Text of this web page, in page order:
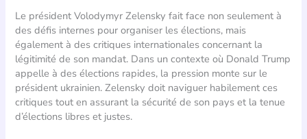
Le président Volodymyr Zelensky fait face non seulement à
des défis internes pour organiser les élections, mais
également à des critiques internationales concernant la
légitimité de son mandat. Dans un contexte où Donald Trump
appelle à des élections rapides, la pression monte sur le
président ukrainien. Zelensky doit naviguer habilement ces
critiques tout en assurant la sécurité de son pays et la tenue
d’élections libres et justes.